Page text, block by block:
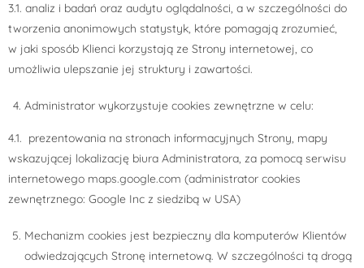
3.1. analiz i badań oraz audytu oglądalności, a w szczególności do
tworzenia anonimowych statystyk, które pomagają zrozumieć,
w jaki sposób Klienci korzystają ze Strony internetowej, co
umożliwia ulepszanie jej struktury i zawartości.
Administrator wykorzystuje cookies zewnętrzne w celu:
4.1. prezentowania na stronach informacyjnych Strony, mapy
wskazującej lokalizację biura Administratora, za pomocą serwisu
internetowego maps.google.com (administrator cookies
zewnętrznego: Google Inc z siedzibą w USA)
Mechanizm cookies jest bezpieczny dla komputerów Klientów
odwiedzających Stronę internetową. W szczególności tą drogą